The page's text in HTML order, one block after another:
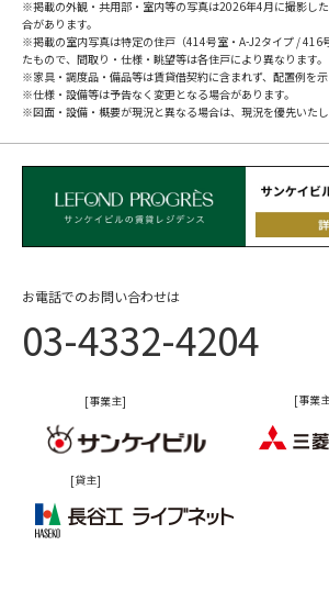
※掲載の外観・共用部・室内等の写真は2026年4月に撮影し
合があります。
※掲載の室内写真は特定の住戸（414号室・A-J2タイプ / 416
たもので、間取り・仕様・眺望等は各住戸により異なります。
※家具・調度品・備品等は賃貸借契約に含まれず、配置例を示
※仕様・設備等は予告なく変更となる場合があります。
※図面・設備・概要が現況と異なる場合は、現況を優先いたし
お電話でのお問い合わせは
03-4332-4204
[事業主] [事業
[貸主]